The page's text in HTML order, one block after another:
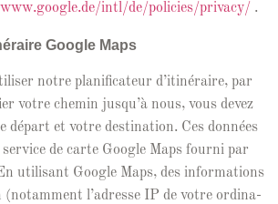
intl/de/policies/privacy/ .
Google Maps
notre plan­i­fi­ca­teur d’it­inéraire, par
votre chemin jusqu’à nous, vous devez
départ et votre des­ti­na­tion. Ces don­nées
de carte Google Maps fourni par
util­isant Google Maps, des infor­ma­tions
l’adresse IP de votre ordi­na­